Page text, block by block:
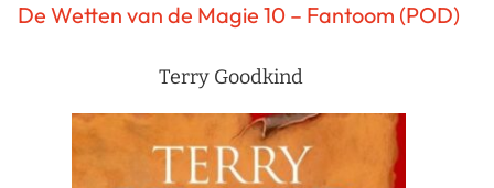
De Wetten van de Magie 10 – Fantoom (POD)
Terry Goodkind